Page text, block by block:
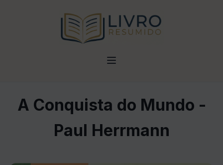
A Conquista do Mundo -
Paul Herrmann